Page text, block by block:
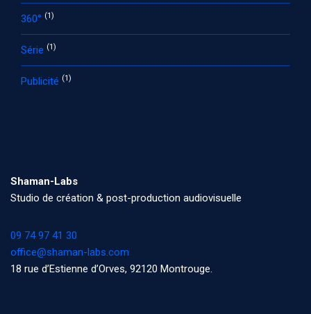
360° (1)
Série (1)
Publicité (1)
Shaman-Labs
Studio de création & post-production audiovisuelle
09 74 97 41 30
office@shaman-labs.com
18 rue d’Estienne d’Orves, 92120 Montrouge.